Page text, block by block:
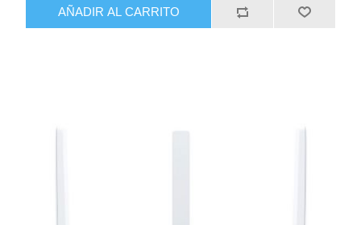
AÑADIR AL CARRITO